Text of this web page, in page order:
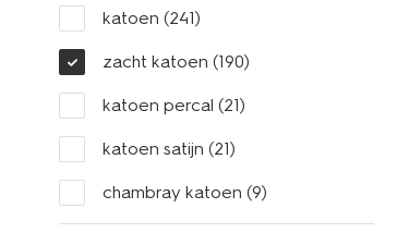
katoen (241)
zacht katoen (190)
katoen percal (21)
katoen satijn (21)
chambray katoen (9)